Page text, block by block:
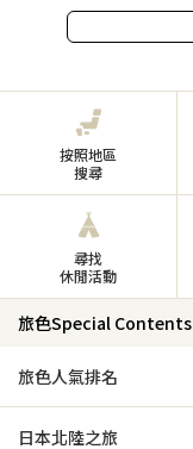
按照地區
搜尋
尋找
休閒活動
旅色Special Contents
旅色人氣排名
日本北陸之旅